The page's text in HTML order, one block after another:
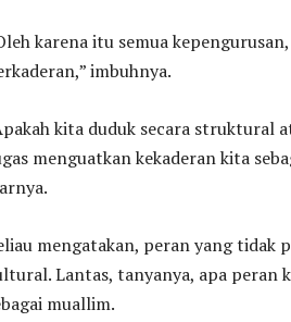
karena itu semua
imbuhnya.
kita duduk secara struktural
menguatkan kekaderan kita
mengatakan, peran yang tidak
Lantas, tanyanya, apa peran
muallim.